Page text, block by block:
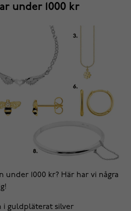
under 1000 kr
under 1000 kr? Här har vi några
i guldpläterat silver